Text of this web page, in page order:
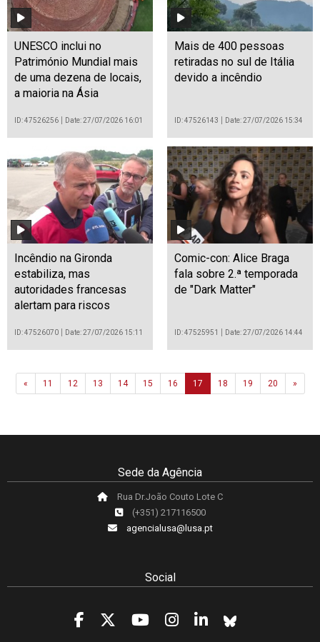
UNESCO inclui no
Património Mundial mais
de uma dezena de locais,
a maioria na Ásia
ID: 47526256 Date: 27/07/2026 16:01
Mais de 400 pessoas
retiradas no sul de Itália
devido a incêndio
ID: 47526143 Date: 27/07/2026 15:34
Incêndio na Gironda
estabiliza, mas
autoridades francesas
alertam para riscos
ID: 47526070 Date: 27/07/2026 15:11
Comic-con: Alice Braga
fala sobre 2.ª temporada
de "Dark Matter"
ID: 47525951 Date: 27/07/2026 14:44
«Previous
11 12 13 14 15 16 17 18 19 20 »Next
Sede da Agência
Rua Dr.João Couto Lote C
(+351) 217116500
agencialusa@lusa.pt
Social